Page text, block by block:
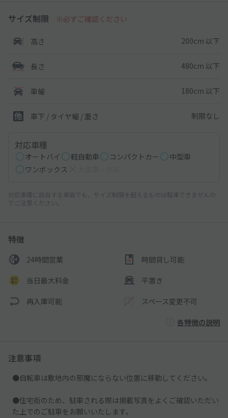
サイズ制限 ※必ずご確認ください
高さ 200cm 以下
長さ 480cm 以下
車幅 180cm 以下
車下 / タイヤ幅 / 重さ 制限なし
対応車種
オートバイ 軽自動車 コンパクトカー
中型車
ワンボックス
対応車種に該当する車両でも、サイズ制限を超えるものは駐車できませんの
でご注意ください。
特徴
24時間営業 時間貸し可能
当日最大料金 平置き
再入庫可能 スペース変更不可
各特徴の説明
注意事項
●自転車は敷地内の邪魔にならない位置に移動してください。
●住宅街のため、駐車される際は掲載写真をよくご確認いただい
た上でのご駐車をお願いいたします。